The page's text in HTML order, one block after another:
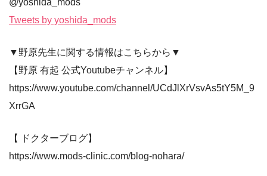
@yoshida_mods
Tweets by yoshida_mods
▼野原先生に関する情報はこちらから▼
【野原 有起 公式Youtubeチャンネル】
https://www.youtube.com/channel/UCdJlXrVsvAs5tY5M_9
XrrGA
【 ドクターブログ】
https://www.mods-clinic.com/blog-nohara/